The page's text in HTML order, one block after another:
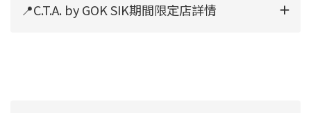
📍C.T.A. by GOK SIK期間限定店詳情